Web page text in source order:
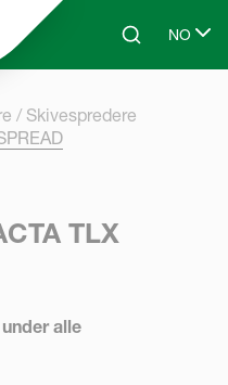
to main contentSearchNO
Select
Skivespredere
TLX
alle